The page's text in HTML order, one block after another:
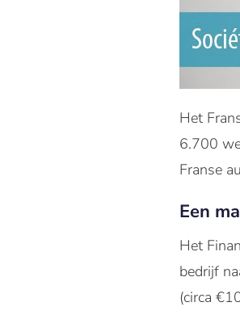
Het
6.700
Franse
Een
Het
bedrijf
(circa